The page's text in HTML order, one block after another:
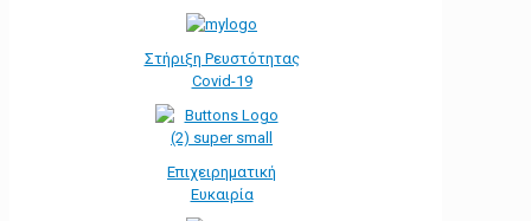
Στήριξη Ρευστότητας
Covid-19
Επιχειρηματική
Ευκαιρία